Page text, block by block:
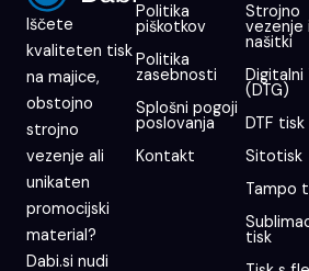
Iščete
kvaliteten tisk
na majice,
obstojno
strojno
vezenje ali
unikaten
promocijski
material?
Dabi.si nudi
Politika
piškotkov
Politika
zasebnosti
Splošni pogoji
poslovanja
Kontakt
Strojno
vezenje
našitki
Digitalni
(DTG)
DTF tisk
Sitotisk
Tampo
tisk